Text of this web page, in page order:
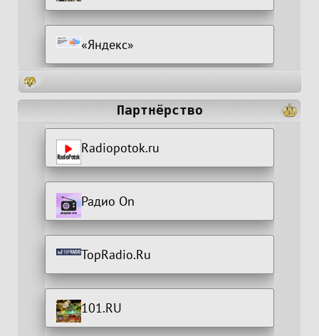
«Яндекс»
Партнёрство
Radiopotok.ru
Радио On
TopRadio.Ru
101.RU